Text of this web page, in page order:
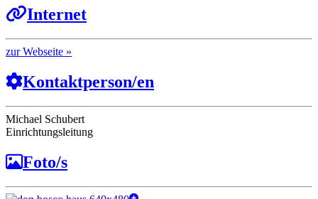
Internet
Webseite
Kontaktperson/en
Michael Schubert
Einrichtungsleitung
Foto/s